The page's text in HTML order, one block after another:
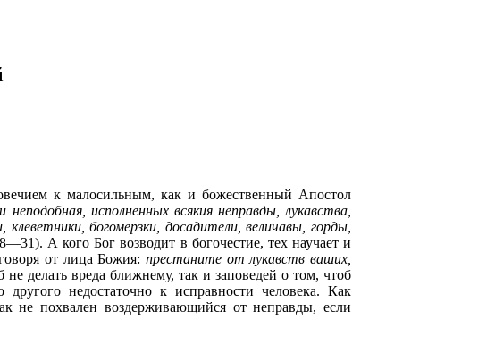
к малосильным, как и божественный Апостол
исполненных всякия неправды, лукавства,
богомерзки, досадители, величавы, горды,
А кого Бог возводит в богочестие, тех научает и
от лица Божия: престаните от лукавств ваших,
делать вреда ближнему, так и заповедей о том, чтоб
недостаточно к исправности человека. Как
не похвален воздерживающийся от неправды, если